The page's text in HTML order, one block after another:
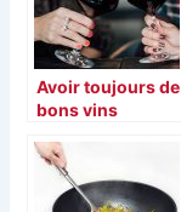
Avoir toujours de
bons vins
comment faire ?